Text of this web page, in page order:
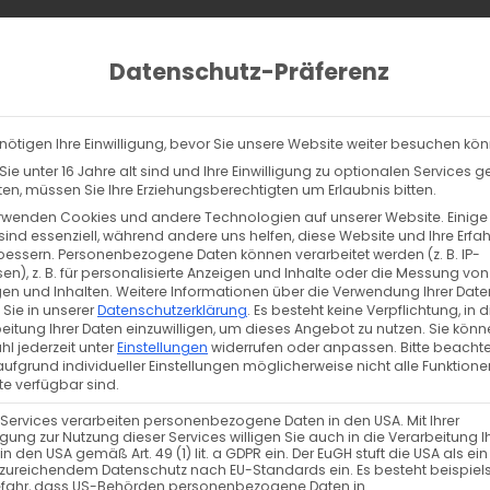
% SaleInfo Kontakt
für „produkt biojersey stoffonkel dotties weissstillwater“
Wir konnten nichts
Du kannst versuchen, einzelne Filter zu löschen,
Datenschutz-Präferenz
Ihre Einwilligung, bevor Sie unsere Website weiter besuchen
unter 16 Jahre alt sind und Ihre Einwilligung zu optionalen Services
müssen Sie Ihre Erziehungsberechtigten um Erlaubnis bitten.
Cookies und andere Technologien auf unserer Website.
essenziell, während andere uns helfen, diese Website und Ihre
Personenbezogene Daten können verarbeitet werden (z. B. IP-
z. B. für personalisierte Anzeigen und Inhalte oder die Messung von
und Inhalten. Weitere Informationen über die Verwendung Ihrer
in unsererDatenschutzerklärung. Es besteht keine Verpflichtung, in
Ihrer Daten einzuwilligen, um dieses Angebot zu nutzen. Sie
jederzeit unterEinstellungen widerrufen oder anpassen. Bitte
individueller Einstellungen möglicherweise nicht alle
verfügbar sind.
verarbeiten personenbezogene Daten in den USA. Mit Ihrer
zur Nutzung dieser Services willigen Sie auch in die Verarbeitung
den USA gemäß Art. 49 (1) lit. a GDPR ein. Der EuGH stuft die USA als
Datenschutz nach EU-Standards ein. Es besteht
dass US-Behörden personenbezogene Daten in